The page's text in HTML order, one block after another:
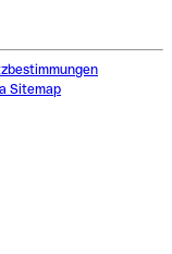
Sitemap